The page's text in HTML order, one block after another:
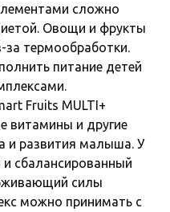
сложно
Овощи и фрукты
термообработки.
питание детей
Fruits MULTI+
витамины и другие
и развития малыша. У
сбалансированный
силы
можно принимать с